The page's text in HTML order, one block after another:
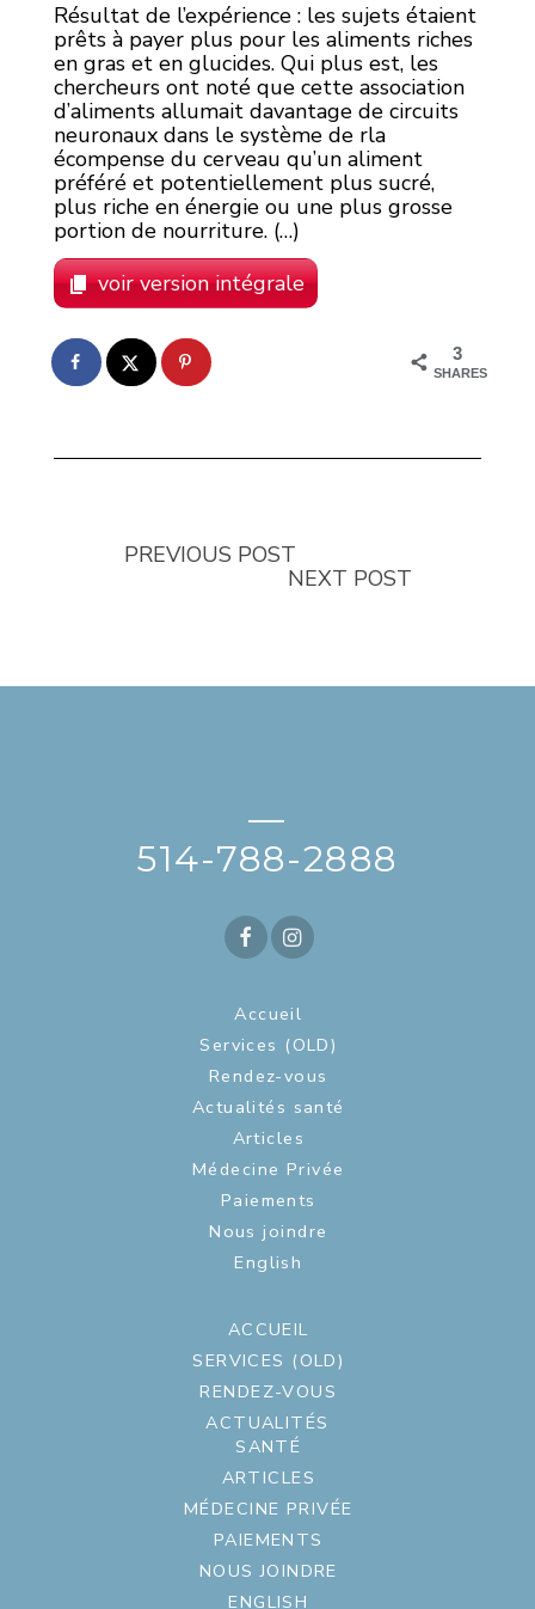
Résultat de l’expérience : les sujets étaient
prêts à payer plus pour les aliments riches
en gras et en glucides. Qui plus est, les
chercheurs ont noté que cette association
d’aliments allumait davantage de circuits
neuronaux dans le système de rla
écompense du cerveau qu’un aliment
préféré et potentiellement plus sucré,
plus riche en énergie ou une plus grosse
portion de nourriture. (…)
voir version intégrale
3
SHARES
PREVIOUS POST
NEXT POST
—
514-788-2888
Accueil
Services (OLD)
Rendez-vous
Actualités santé
Articles
Médecine Privée
Paiements
Nous joindre
English
ACCUEIL
SERVICES (OLD)
RENDEZ-VOUS
ACTUALITÉS
SANTÉ
ARTICLES
MÉDECINE PRIVÉE
PAIEMENTS
NOUS JOINDRE
ENGLISH